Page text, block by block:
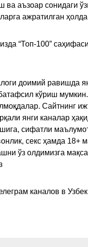
аъзоар сонидаги
ажратилган
“Топ-100”
доимий равишда
кўриш
Сайтнинг
янги каналар
сифатли
секс ҳамда
ўз олдимизга
каналов в